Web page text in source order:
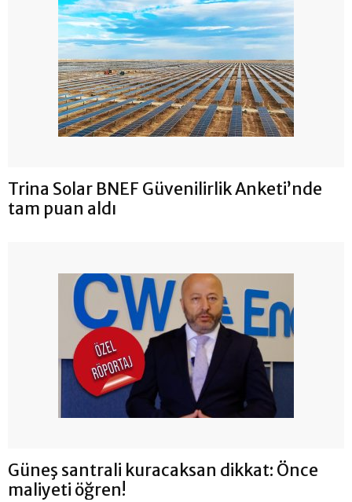
Trina Solar BNEF Güvenilirlik Anketi’nde
tam puan aldı
Güneş santrali kuracaksan dikkat: Önce
maliyeti öğren!